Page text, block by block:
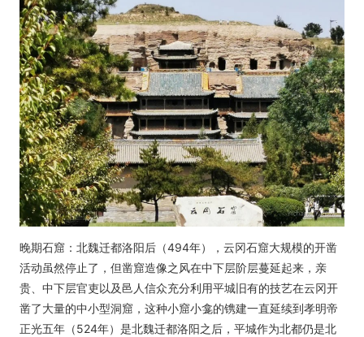
晚期石窟：北魏迁都洛阳后（494年），云冈石窟大规模的开凿
活动虽然停止了，但凿窟造像之风在中下层阶层蔓延起来，亲
贵、中下层官吏以及邑人信众充分利用平城旧有的技艺在云冈开
凿了大量的中小型洞窟，这种小窟小龛的镌建一直延续到孝明帝
正光五年（524年）是北魏迁都洛阳之后，平城作为北都仍是北